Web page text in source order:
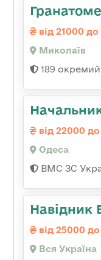
від 21000
Миколаїв
189
від 22000
Одеса
ВМС ЗС
Навідник
від 25000
Вся Україна